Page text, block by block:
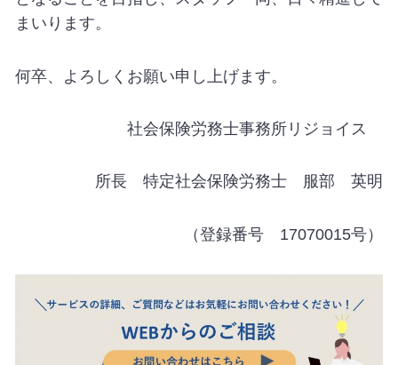
まいります。
何卒、よろしくお願い申し上げます。
社会保険労務士事務所リジョイス
所長 特定社会保険労務士 服部 英明
（登録番号 17070015号）